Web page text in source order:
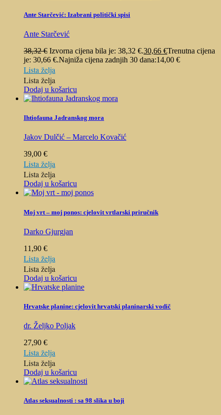
Ante Starčević: Izabrani politički spisi
Ante Starčević
38,32€ Izvorna cijena bila je: 38,32 €.30,66 €Trenutna cijena
je: 30,66 €.Najniža cijena zadnjih 30 dana:14,00 €
Lista želja
Lista želja
Dodaj u košaricu
Ihtiofauna Jadranskog mora
Jakov Dulčić – Marcelo Kovačić
39,00 €
Lista želja
Lista želja
Dodaj u košaricu
Moj vrt – moj ponos: cjelovit vrtlarski priručnik
Darko Gjurgjan
11,90 €
Lista želja
Lista želja
Dodaj u košaricu
Hrvatske planine: cjelovit hrvatski planinarski vodič
dr. Željko Poljak
27,90 €
Lista želja
Lista želja
Dodaj u košaricu
Atlas seksualnosti : sa 98 slika u boji